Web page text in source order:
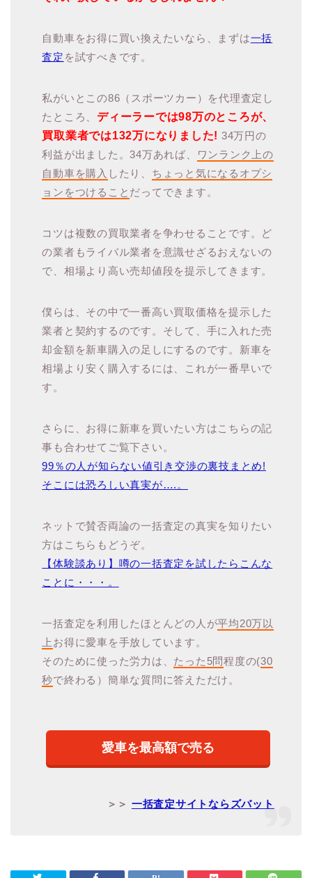
自動車をお得に買い換えたいなら、まずは一括
査定 を試すべきです。
私がいとこの86（スポーツカー）を代理査定し
たところ、 ディーラーでは98万のところが、
買取業者では132万になりました! 34万円の
利益が出ました。34万あれば、
ワンランク上の
自動車を購入 したり、 ちょっと気になるオプシ
ョンをつけること だってできます。
コツは複数の買取業者を争わせることです。ど
の業者もライバル業者を意識せざるおえないの
で、相場より高い売却値段を提示してきます。
僕らは、その中で一番高い買取価格を提示した
業者と契約するのです。そして、手に入れた売
却金額を新車購入の足しにするのです。新車を
相場より安く購入するには、これが一番早いで
す。
さらに、お得に新車を買いたい方はこちらの記
事も合わせてご覧下さい。
99％の人が知らない値引き交渉の裏技まとめ!
そこには恐ろしい真実が….。
ネットで賛否両論の一括査定の真実を知りたい
方はこちらもどうぞ。
【体験談あり】噂の一括査定を試したらこんな
ことに・・・。
一括査定を利用したほとんどの人が平均20万以
上 お得に愛車を手放しています。
そのために使った労力は、 たった5問程度の(30
秒で終わる）簡単な質問に答えただけ。
愛車を最高額で売る
＞＞ 一括査定サイトならズバット